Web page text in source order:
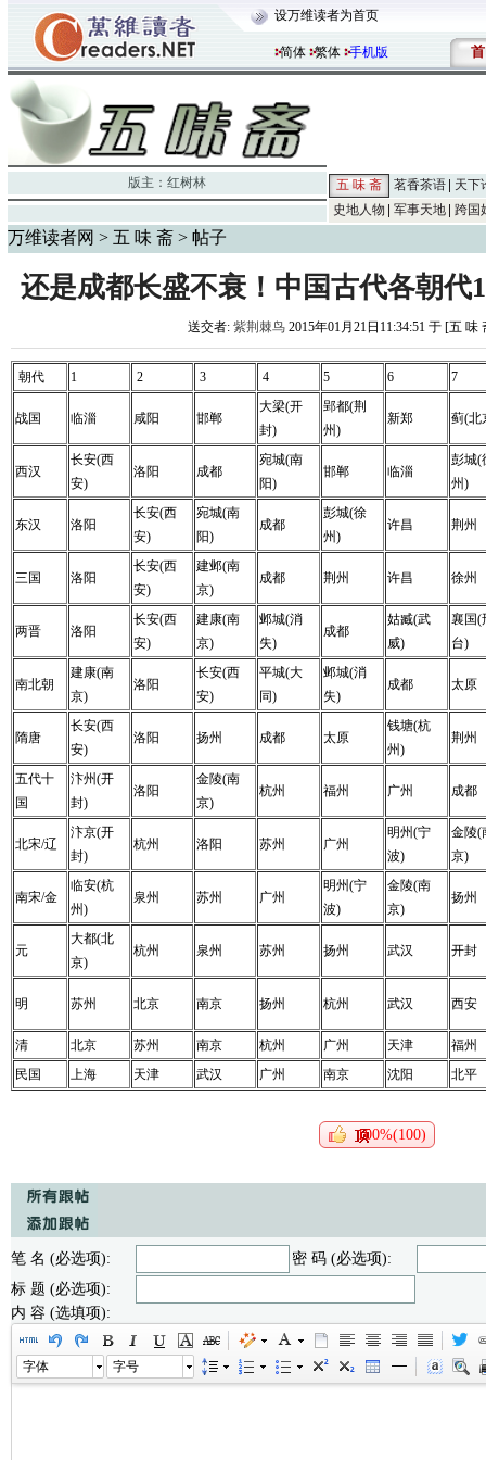
设万维读者为首页
简体 繁体 手机版 首
版主： 红树林 五 味 斋 茗香茶语
天下
史地人物
军事天地 跨国
万维读者网 > 五 味 斋 > 帖子
还是成都长盛不衰！中国古代各朝代
送交者: 紫荆棘鸟2015年01月21日11:34:51 于 [五 味
朝代 1 2 3 4 5 6 7
战国 临淄 咸阳 邯郸
大梁(开
封)
郢都(荆
州)
新郑 蓟(北
西汉
长安(西
安)
洛阳 成都
宛城(南
阳)
邯郸 临淄
彭城(
州)
东汉 洛阳
长安(西
安)
宛城(南
阳)
成都
彭城(徐
州)
许昌 荆州
三国 洛阳
长安(西
安)
建邺(南
京)
成都 荆州 许昌 徐州
两晋 洛阳
长安(西
安)
建康(南
京)
邺城(消
失)
成都
姑臧(武
威)
襄国(
台)
南北朝
建康(南
京)
洛阳
长安(西
安)
平城(大
同)
邺城(消
失)
成都 太原
隋唐
长安(西
安)
洛阳 扬州 成都 太原
钱塘(杭
州)
荆州
五代十
国
汴州(开
封)
洛阳
金陵(南
京)
杭州 福州 广州 成都
北宋/辽
汴京(开
封)
杭州 洛阳 苏州 广州
明州(宁
波)
金陵(
京)
南宋/金
临安(杭
州)
泉州 苏州 广州
明州(宁
波)
金陵(南
京)
扬州
元
大都(北
京)
杭州 泉州 苏州 扬州 武汉 开封
明 苏州 北京 南京 扬州 杭州 武汉 西安
清 北京 苏州 南京 杭州 广州 天津
福州
民国
上海 天津 武汉 广州 南京 沈阳 北平
100%(100)
笔 名 (必选项):
密 码 (必选项):
标 题 (必选项):
内 容 (选填项):
字体 字号